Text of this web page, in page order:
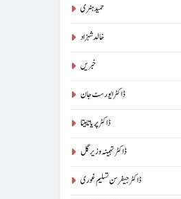
حمید ہنری
خالد شہزاد
خبریں
ڈاکٹر ایورسٹ جان
ڈاکٹر پریا تابیتا
ڈاکٹر تہمینہ وزیر گل
ڈاکٹر جیفرسن تسلیم غوری